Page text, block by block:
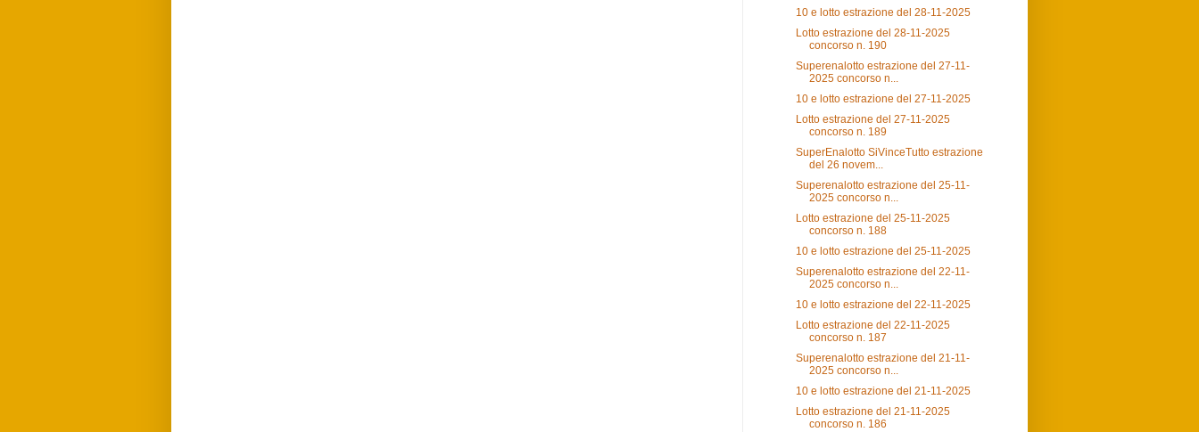
10 e lotto estrazione del 28-11-2025
Lotto estrazione del 28-11-2025
concorso n. 190
Superenalotto estrazione del 27-11-
2025 concorso n...
10 e lotto estrazione del 27-11-2025
Lotto estrazione del 27-11-2025
concorso n. 189
SuperEnalotto SiVinceTutto estrazione
del 26 novem...
Superenalotto estrazione del 25-11-
2025 concorso n...
Lotto estrazione del 25-11-2025
concorso n. 188
10 e lotto estrazione del 25-11-2025
Superenalotto estrazione del 22-11-
2025 concorso n...
10 e lotto estrazione del 22-11-2025
Lotto estrazione del 22-11-2025
concorso n. 187
Superenalotto estrazione del 21-11-
2025 concorso n...
10 e lotto estrazione del 21-11-2025
Lotto estrazione del 21-11-2025
concorso n. 186